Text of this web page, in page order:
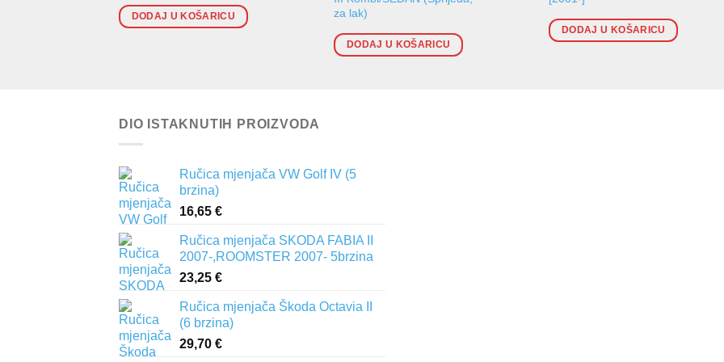
DODAJ U KOŠARICU
za lak)
DODAJ U KOŠARICU
DODAJ U KOŠARICU
DIO ISTAKNUTIH PROIZVODA
Ručica mjenjača VW Golf IV (5
brzina)
16,65 €
Ručica mjenjača SKODA FABIA II
2007-,ROOMSTER 2007- 5brzina
23,25 €
Ručica mjenjača Škoda Octavia II
(6 brzina)
29,70 €